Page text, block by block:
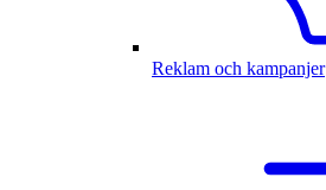
Reklam och kampanjer